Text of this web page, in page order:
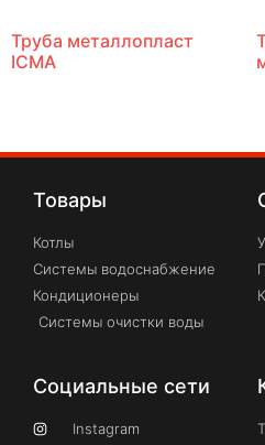
Труба металлопласт
ICMA
Товары
Котлы
Системы водоснабжение
Кондиционеры
Системы очистки воды
Социальные сети
Instagram